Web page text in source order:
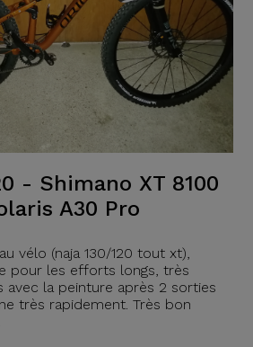
- Shimano XT 8100
A30 Pro
vélo (naja 130/120 tout xt),
pour les efforts longs, très
avec la peinture après 2 sorties
très rapidement. Très bon